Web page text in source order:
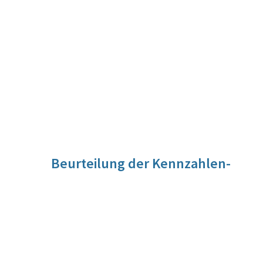
Beurteilung der Kennzahlen-